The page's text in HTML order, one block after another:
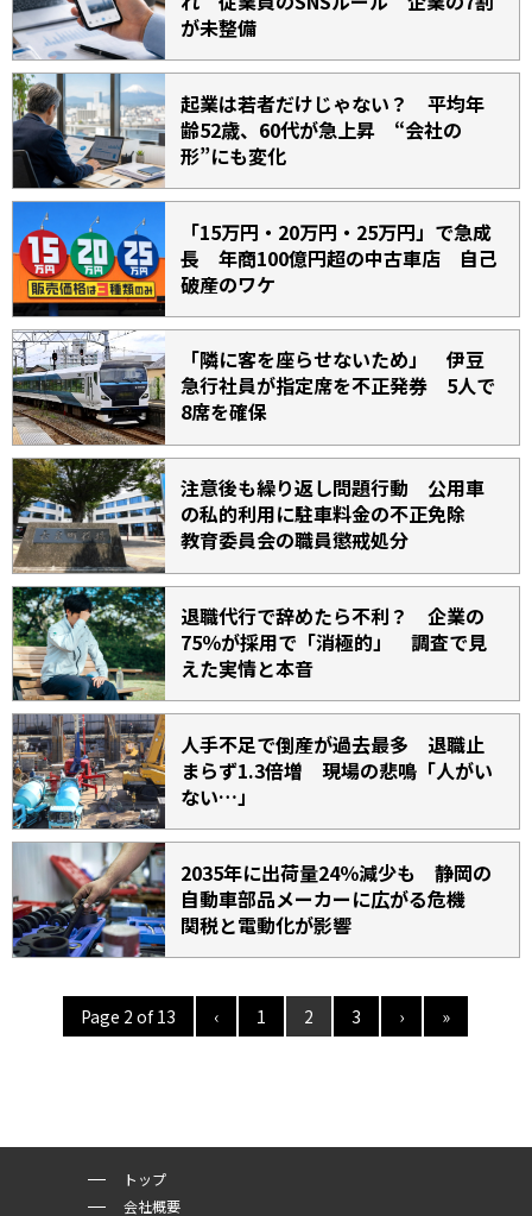
が未整備
起業は若者だけじゃない？ 平均年
齢52歳、60代が急上昇 “会社の
形”にも変化
「15万円・20万円・25万円」で急成
長 年商100億円超の中古車店 自己
破産のワケ
「隣に客を座らせないため」 伊豆
急行社員が指定席を不正発券 5人で
8席を確保
注意後も繰り返し問題行動 公用車
の私的利用に駐車料金の不正免除
教育委員会の職員懲戒処分
退職代行で辞めたら不利？ 企業の
75％が採用で「消極的」 調査で見
えた実情と本音
人手不足で倒産が過去最多 退職止
まらず1.3倍増 現場の悲鳴「人がい
ない…」
2035年に出荷量24％減少も 静岡の
自動車部品メーカーに広がる危機
関税と電動化が影響
Page 2 of 13 ‹ 1 2 3 › »
トップ
会社概要